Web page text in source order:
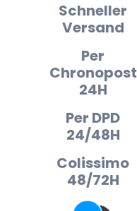
Schneller
Versand
Per
Chronopost
24H
Per DPD
24/48H
Colissimo
48/72H